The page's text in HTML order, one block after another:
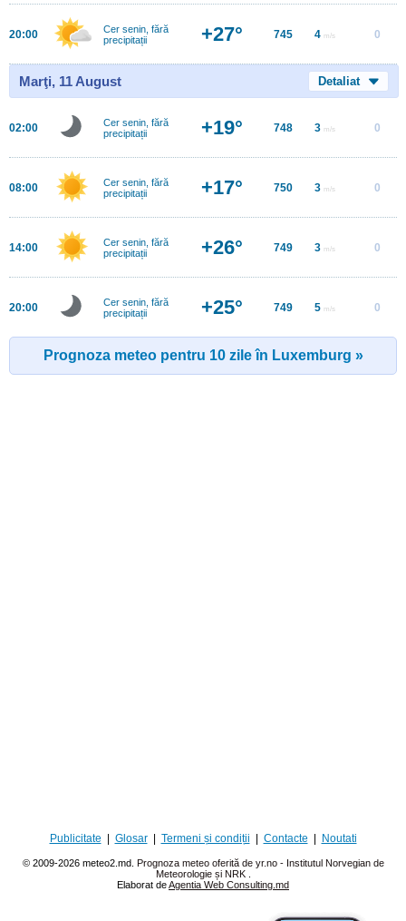
20:00
Cer senin, fără
precipitații
+27° 745 4 m/s 0
Marţi, 11 August Detaliat
02:00
Cer senin, fără
precipitații
+19° 748 3 m/s 0
08:00
Cer senin, fără
precipitații
+17° 750 3 m/s 0
14:00
Cer senin, fără
precipitații
+26° 749 3 m/s 0
20:00
Cer senin, fără
precipitații
+25° 749 5 m/s 0
Prognoza meteo pentru 10 zile în Luxemburg »
Publicitate Glosar| Termeni și condiții Contacte Noutati
© 2009-2026 meteo2.md. Prognoza meteo oferită de yr.no - Institutul Norvegian de
Meteorologie și NRK .
Elaborat deAgentia Web Consulting.md